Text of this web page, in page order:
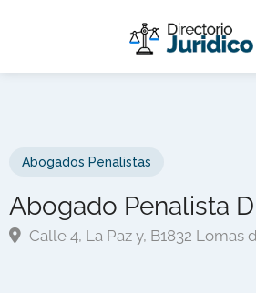
Abogados Penalistas
Abogado Penalista
Calle 4, La Paz y, B1832